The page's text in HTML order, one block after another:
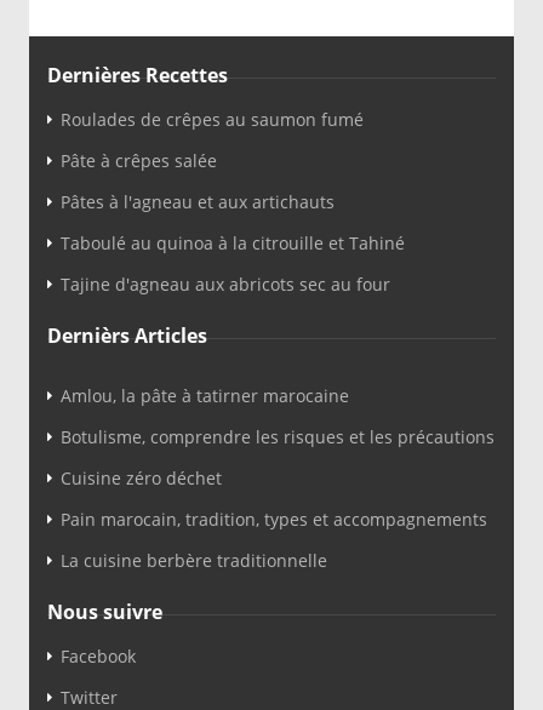
Dernières Recettes
Roulades de crêpes au saumon fumé
Pâte à crêpes salée
Pâtes à l'agneau et aux artichauts
Taboulé au quinoa à la citrouille et Tahiné
Tajine d'agneau aux abricots sec au four
Dernièrs Articles
Amlou, la pâte à tatirner marocaine
Botulisme, comprendre les risques et les précautions
Cuisine zéro déchet
Pain marocain, tradition, types et accompagnements
La cuisine berbère traditionnelle
Nous suivre
Facebook
Twitter